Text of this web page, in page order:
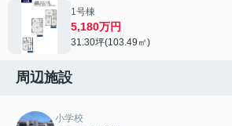
1号棟
5,180万円
31.30坪(103.49㎡)
周辺施設
小学校